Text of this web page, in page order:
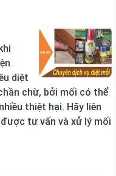
diệt
chừ, bởi mối có thể
thiệt hại. Hãy liên
tư vấn và xử lý mối